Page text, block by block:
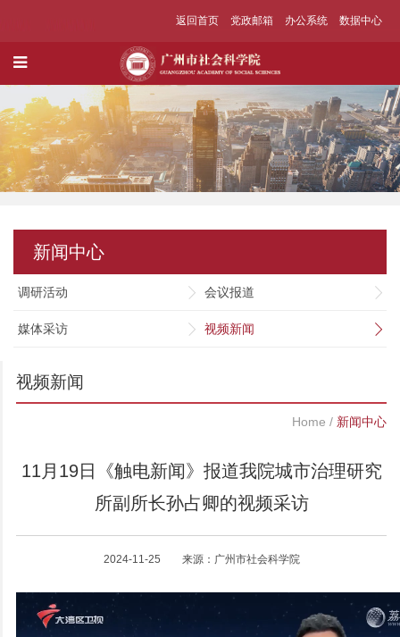
返回首页 党政邮箱 办公系统 数据中心
新闻中心
调研活动 会议报道
媒体采访 视频新闻
视频新闻
Home / 新闻中心
11月19日《触电新闻》报道我院城市治理研究
所副所长孙占卿的视频采访
2024-11-25 来源：广州市社会科学院